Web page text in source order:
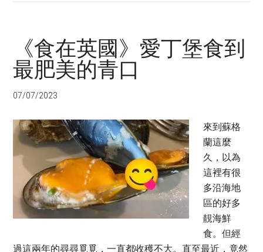
《食在英國》愛丁堡食到
最肥美的青口
07/07/2023
來到蘇格
蘭這麼
久，以為
這裡有很
多沿海地
區的好多
靚海鮮
食。但經
過這兩年的尋尋覓覓，一直都收穫不大。直至最近，竟然